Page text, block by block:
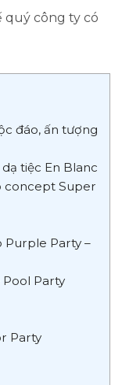
quý công ty có
đáo, ấn tượng
tiệc En Blanc
concept Super
Party –
Party
Party